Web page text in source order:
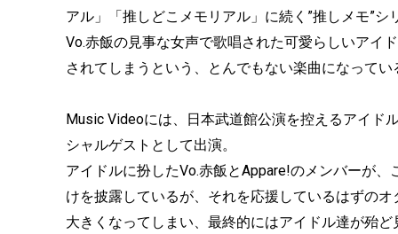
アル」「推しどこメモリアル」に続く”推しメモ”シ
Vo.赤飯の見事な女声で歌唱された可愛らしいアイ
されてしまうという、とんでもない楽曲になってい
Music Videoには、日本武道館公演を控えるアイド
シャルゲストとして出演。
アイドルに扮したVo.赤飯とAppare!のメンバーが
けを披露しているが、それを応援しているはずの
大きくなってしまい、最終的にはアイドル達が殆